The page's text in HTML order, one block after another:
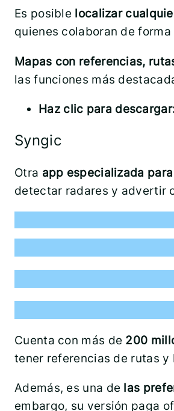
Es posible localizar
quienes colaboran de
Mapas con referencias,
las funciones más
Haz clic para
Syngic
Otra app especializada
detectar radares y advertir
Cuenta con más de 200
tener referencias de rutas
Además, es una de las
embargo, su versión paga